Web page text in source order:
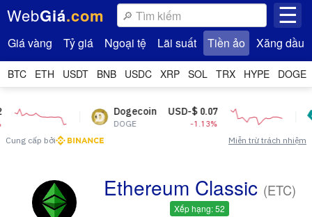
WebGiá.com ☰
Giá vàng Tỷ giá Ngoại tệ Lãi suất Tiền ảo Xăng dầu
BTC ETH USDT BNB USDC XRP SOL TRX HYPE DOGE
Dogecoin
DOGE
USD-$ 0.07
Cung cấp bởi
Miễn trừ trách nhiệm
Ethereum Classic (ETC)
Xếp hạng: 52